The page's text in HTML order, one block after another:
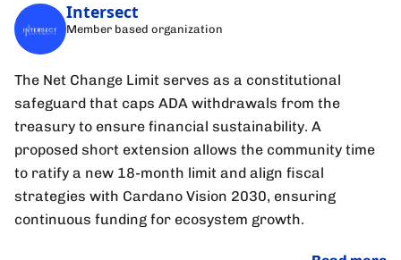
Intersect
Member based organization
The Net Change Limit serves as a constitutional
safeguard that caps ADA withdrawals from the
treasury to ensure financial sustainability. A
proposed short extension allows the community time
to ratify a new 18-month limit and align fiscal
strategies with Cardano Vision 2030, ensuring
continuous funding for ecosystem growth.